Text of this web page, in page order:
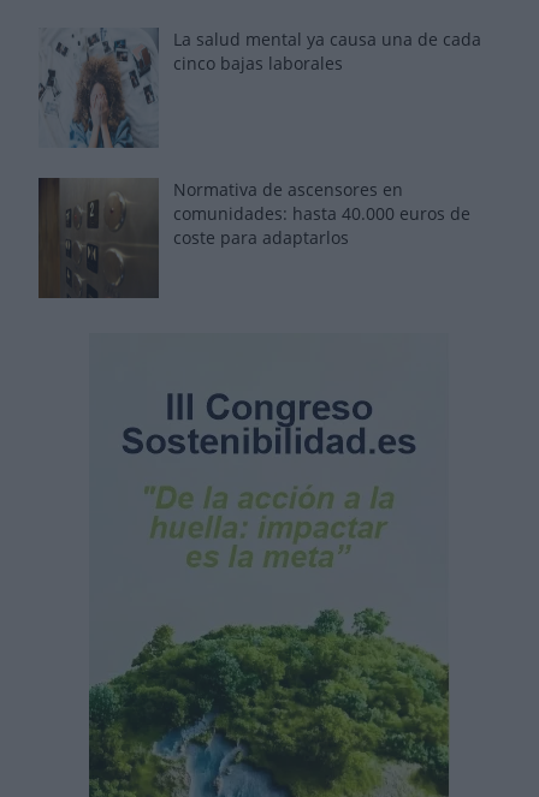
La salud mental ya causa una de cada
cinco bajas laborales
Normativa de ascensores en
comunidades: hasta 40.000 euros de
coste para adaptarlos